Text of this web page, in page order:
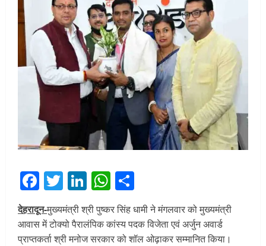
Facebook
Twitter
LinkedIn
WhatsApp
देहरादून-मुख्यमंत्री श्री पुष्कर सिंह धामी ने मंगलवार को मुख्यमंत्री
आवास में टोक्यो पैरालंपिक कांस्य पदक विजेता एवं अर्जुन अवार्ड
प्राप्तकर्ता श्री मनोज सरकार को शॉल ओढ़ाकर सम्मानित किया।